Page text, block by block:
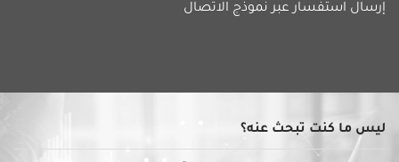
إرسال استفسار عبر نموذج الاتصال
ليس ما كنت تبحث عنه؟